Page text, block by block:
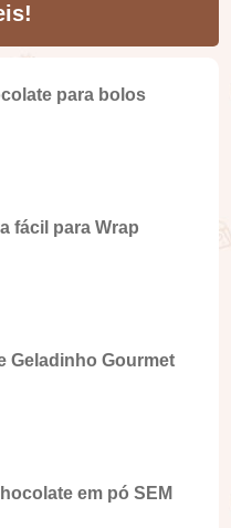
para bolos
fácil para Wrap
Geladinho Gourmet
em pó SEM